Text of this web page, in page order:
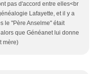
pas d'accord entre elles<br
Lafayette, et il y a
le "Père Anselme" était
que Généanet lui donne
mère)